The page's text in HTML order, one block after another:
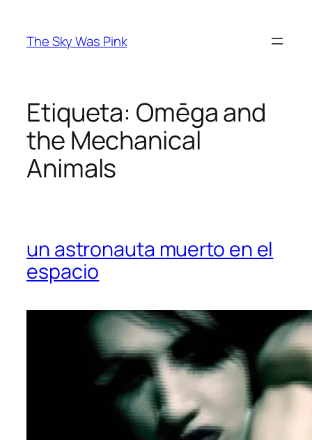
contenido
The Sky Was Pink
Etiqueta: Omēga and
the Mechanical
Animals
un astronauta muerto en el
espacio